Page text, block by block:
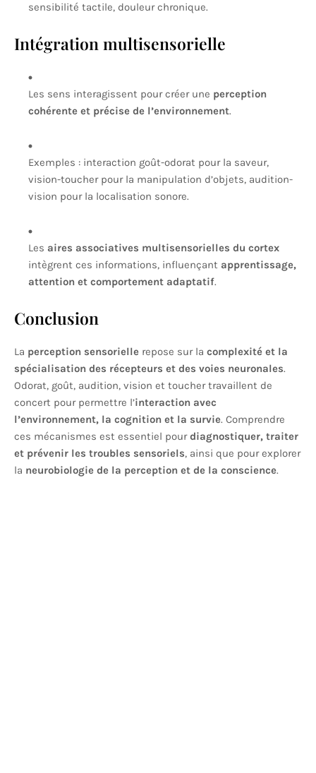
sensibilité tactile, douleur chronique.
Intégration multisensorielle
Les sens interagissent pour créer une perception
cohérente et précise de l’environnement.
Exemples : interaction goût-odorat pour la saveur,
vision-toucher pour la manipulation d’objets, audition-
vision pour la localisation sonore.
Les aires associatives multisensorielles du cortex
intègrent ces informations, influençant apprentissage,
attention et comportement adaptatif.
Conclusion
La perception sensorielle repose sur la complexité et la
spécialisation des récepteurs et des voies neuronales.
Odorat, goût, audition, vision et toucher travaillent de
concert pour permettre l’interaction avec
l’environnement, la cognition et la survie. Comprendre
ces mécanismes est essentiel pourdiagnostiquer, traiter
et prévenir les troubles sensoriels, ainsi que pour explorer
la neurobiologie de la perception et de la conscience.